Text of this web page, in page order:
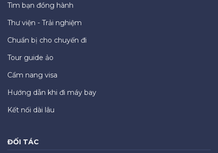
Tìm bạn đồng hành
Thư viện - Trải nghiệm
Chuẩn bị cho chuyến đi
Tour guide ảo
Cẩm nang visa
Hướng dẫn khi đi máy bay
Kết nối dài lâu
ĐỐI TÁC